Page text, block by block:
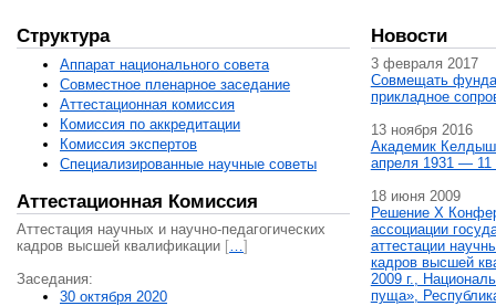
Структура
Аппарат национального совета
Совместное пленарное заседание
Аттестационная комисcия
Комиссия по аккредитации
Комиссия экспертов
Специализированные научные советы
Аттестационная Комиссия
Аттестация научных и научно-педагогических
кадров высшей квалификации […]
Заседания:
30 октября 2020
Новости
3 февраля 2017
Совмещать
прикладное
13 ноября 2016
Академик
апреля 1931 — 11
18 июня 2009
Решение X
ассоциации
аттестации
кадров высшей
2009 г.,
пуща»,